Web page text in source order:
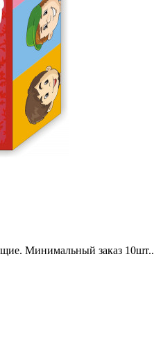
Минимальный заказ 10шт..